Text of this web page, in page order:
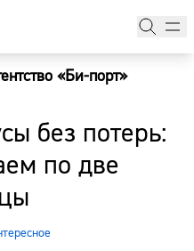
«Би-порт»
без потерь:
по две